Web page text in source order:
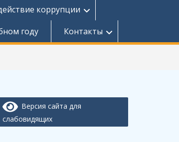
коррупции
году Контакты
Версия сайта для
слабовидящих